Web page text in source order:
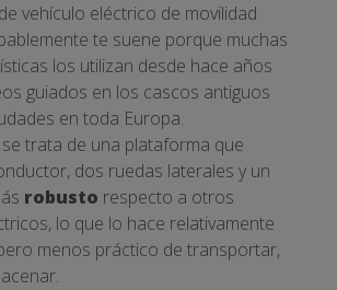
vehículo eléctrico de movilidad
te suene porque muchas
los utilizan desde hace años
guiados en los cascos antiguos
en toda Europa.
trata de una plataforma que
dos ruedas laterales y un
robusto respecto a otros
lo que lo hace relativamente
menos práctico de transportar,